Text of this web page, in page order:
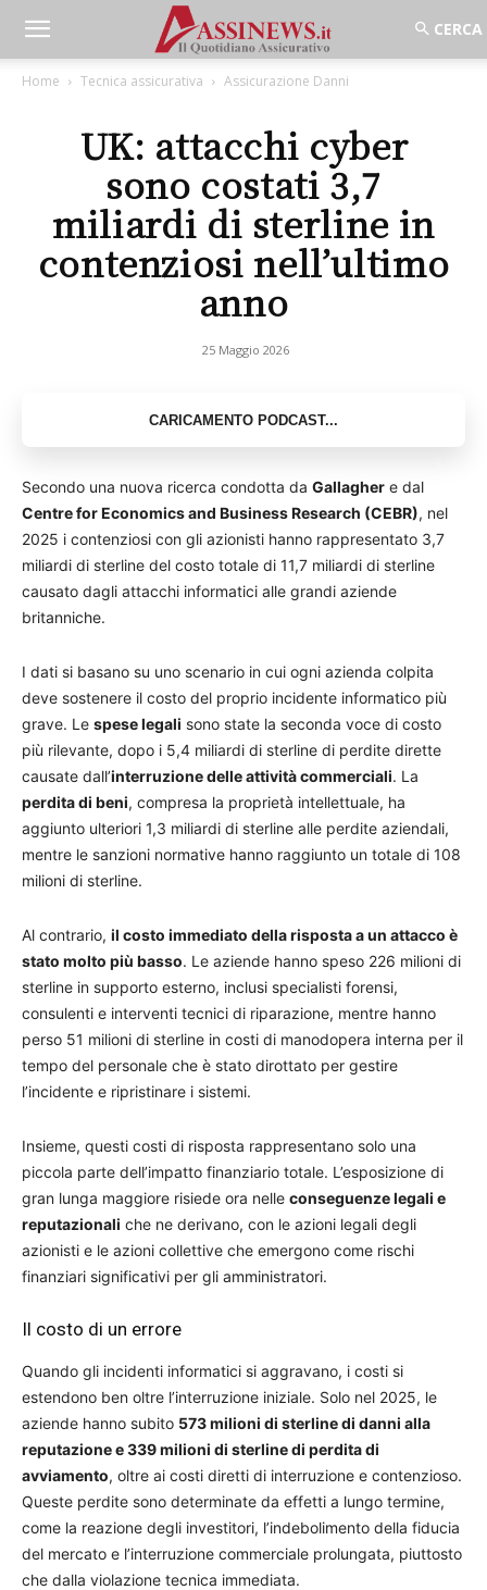
Home Tecnica assicurativa Assicurazione Danni
UK: attacchi cyber
sono costati 3,7
miliardi di sterline in
contenziosi nell’ultimo
anno
25 Maggio 2026
Secondo una nuova ricerca condotta da Gallagher e dal
Centre for Economics and Business Research (CEBR), nel
2025 i contenziosi con gli azionisti hanno rappresentato 3,7
miliardi di sterline del costo totale di 11,7 miliardi di sterline
causato dagli attacchi informatici alle grandi aziende
britanniche.
I dati si basano su uno scenario in cui ogni azienda colpita
deve sostenere il costo del proprio incidente informatico più
grave. Le spese legali sono state la seconda voce di costo
più rilevante, dopo i 5,4 miliardi di sterline di perdite dirette
causate dall’interruzione delle attività commerciali. La
perdita di beni, compresa la proprietà intellettuale, ha
aggiunto ulteriori 1,3 miliardi di sterline alle perdite aziendali,
mentre le sanzioni normative hanno raggiunto un totale di 108
milioni di sterline.
Al contrario, il costo immediato della risposta a un attacco è
stato molto più basso. Le aziende hanno speso 226 milioni di
sterline in supporto esterno, inclusi specialisti forensi,
consulenti e interventi tecnici di riparazione, mentre hanno
perso 51 milioni di sterline in costi di manodopera interna per il
tempo del personale che è stato dirottato per gestire
l’incidente e ripristinare i sistemi.
Insieme, questi costi di risposta rappresentano solo una
piccola parte dell’impatto finanziario totale. L’esposizione di
gran lunga maggiore risiede ora nelle conseguenze legali e
reputazionali che ne derivano, con le azioni legali degli
azionisti e le azioni collettive che emergono come rischi
finanziari significativi per gli amministratori.
Il costo di un errore
Quando gli incidenti informatici si aggravano, i costi si
estendono ben oltre l’interruzione iniziale. Solo nel 2025, le
aziende hanno subito 573 milioni di sterline di danni alla
reputazione e 339 milioni di sterline di perdita di
avviamento, oltre ai costi diretti di interruzione e contenzioso.
Queste perdite sono determinate da effetti a lungo termine,
come la reazione degli investitori, l’indebolimento della fiducia
del mercato e l’interruzione commerciale prolungata, piuttosto
che dalla violazione tecnica immediata.